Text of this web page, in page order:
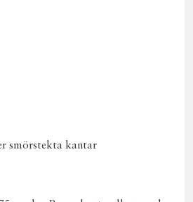
smörstekta kantar